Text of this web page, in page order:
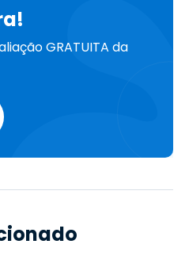
GRATUITA da